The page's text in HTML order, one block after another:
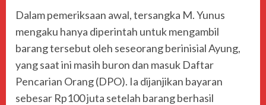
Dalam pemeriksaan awal, tersangka M. Yunus
mengaku hanya diperintah untuk mengambil
barang tersebut oleh seseorang berinisial Ayung,
yang saat ini masih buron dan masuk Daftar
Pencarian Orang (DPO). Ia dijanjikan bayaran
sebesar Rp100 juta setelah barang berhasil